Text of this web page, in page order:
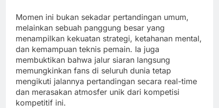
Momen ini bukan sekadar pertandingan umum,
melainkan sebuah panggung besar yang
menampilkan kekuatan strategi, ketahanan mental,
dan kemampuan teknis pemain. Ia juga
membuktikan bahwa jalur siaran langsung
memungkinkan fans di seluruh dunia tetap
mengikuti jalannya pertandingan secara real-time
dan merasakan atmosfer unik dari kompetisi
kompetitif ini.